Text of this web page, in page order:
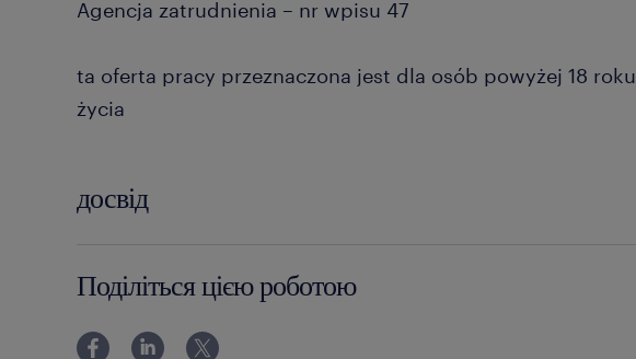
Agencja zatrudnienia – nr wpisu 47
ta oferta pracy przeznaczona jest dla osób powyżej 18 roku
życia
досвід
Поділіться цією роботою